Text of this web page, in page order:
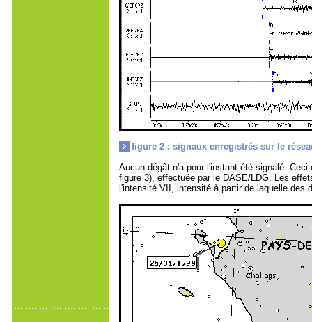
figure 2 : signaux enregistrés sur le
Aucun dégât n'a pour l'instant été signalé.
figure 3), effectuée par le DASE/LDG. Les
l'intensité VII, intensité à partir de laquelle des